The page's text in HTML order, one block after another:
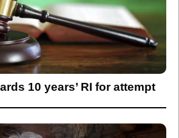
10 years’ RI for attempt